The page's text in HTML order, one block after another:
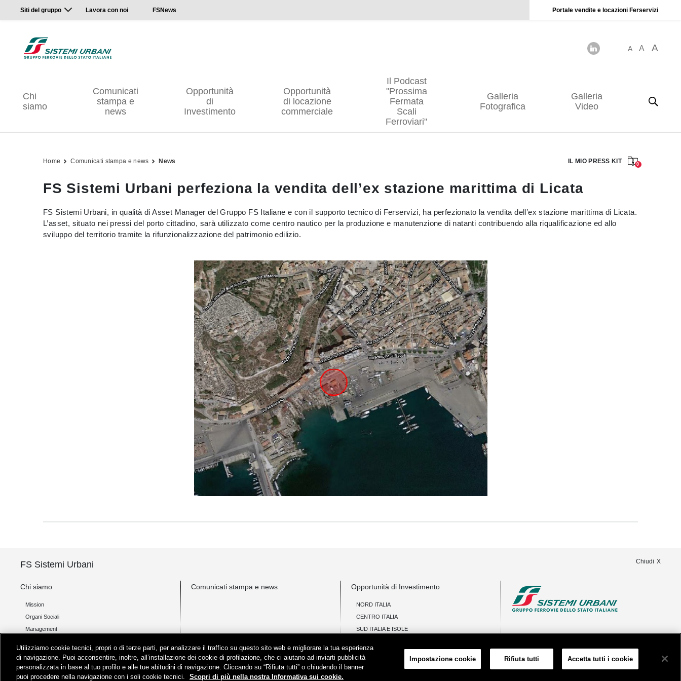
Siti del gruppo Lavora con noi FSNews Portale vendite e locazioni Ferservizi
A A A
Chi
siamo
Comunicati
stampa e
news
Opportunità
di
Investimento
Opportunità
di locazione
commerciale
Il Podcast
"Prossima
Fermata
Scali
Ferroviari"
Galleria
Fotografica
Galleria
Video
Home Comunicati stampa e news News IL MIO PRESS KIT 0
FS Sistemi Urbani perfeziona la vendita dell’ex stazione marittima di Licata
FS Sistemi Urbani, in qualità di Asset Manager del Gruppo FS Italiane e con il supporto tecnico di Ferservizi, ha perfezionato la vendita dell’ex stazione marittima di Licata.
L’asset, situato nei pressi del porto cittadino, sarà utilizzato come centro nautico per la produzione e manutenzione di natanti contribuendo alla riqualificazione ed allo
sviluppo del territorio tramite la rifunzionalizzazione del patrimonio edilizio.
FS Sistemi Urbani Chiudi
Chi siamo
Mission
Organi Sociali
Management
Procedura di gestione delle segnalazioni
Sistema di Gestione Integrato - Asset, Ambiente, Salute e
Sicurezza
Comunicati stampa e news Opportunità di Investimento
NORD ITALIA
CENTRO ITALIA
SUD ITALIA E ISOLE
Opportunità di locazione commerciale
Utilizziamo cookie tecnici, propri o di terze parti, per analizzare il traffico su questo sito web e migliorare la tua esperienza
di navigazione. Puoi acconsentire, inoltre, all’installazione dei cookie di profilazione, che ci aiutano ad inviarti pubblicità
personalizzata in base al tuo profilo e alle tue abitudini di navigazione. Cliccando su “Rifiuta tutti” o chiudendo il banner
puoi procedere nella navigazione con i soli cookie tecnici.
Scopri di più nella nostra Informativa sui cookie.
Impostazione cookie Rifiuta tutti Accetta tutti i cookie